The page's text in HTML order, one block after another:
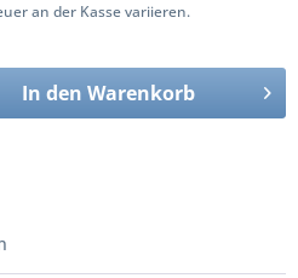
an der Kasse variieren.
In den Warenkorb